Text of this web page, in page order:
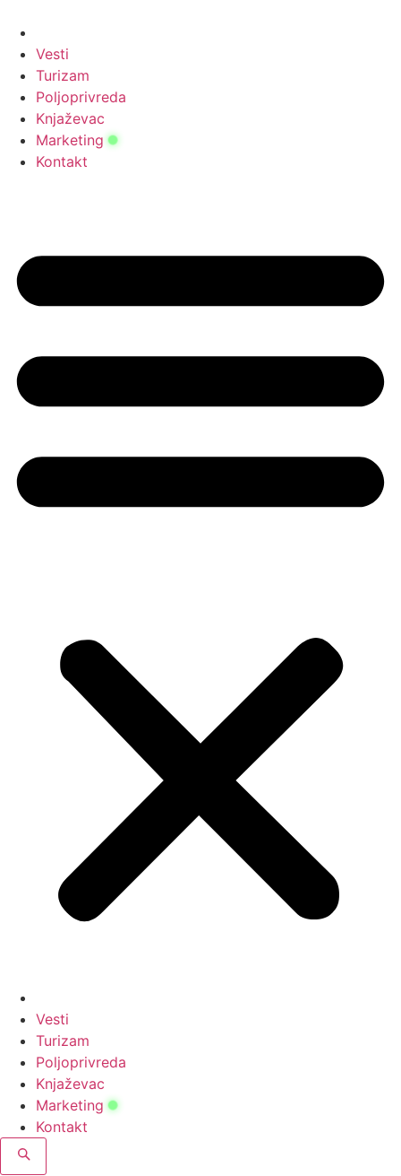
садржај
Vesti
Turizam
Poljoprivreda
Knjaževac
Marketing
Kontakt
Vesti
Turizam
Poljoprivreda
Knjaževac
Marketing
Kontakt